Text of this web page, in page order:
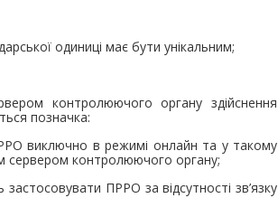
одиниці має бути унікальним;
контролюючого органу здійснення
позначка:
виключно в режимі онлайн та у такому
сервером контролюючого органу;
ПРРО за відсутності зв’язку